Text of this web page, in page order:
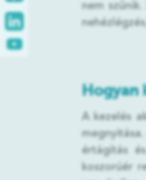
nem
Hogyan
A kezelés
értágítás
koszorúér